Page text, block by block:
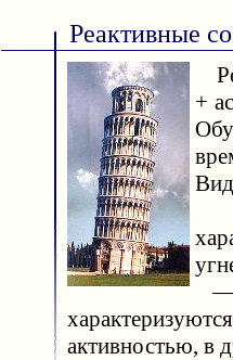
Реактивные
+
—
—
активностью, в